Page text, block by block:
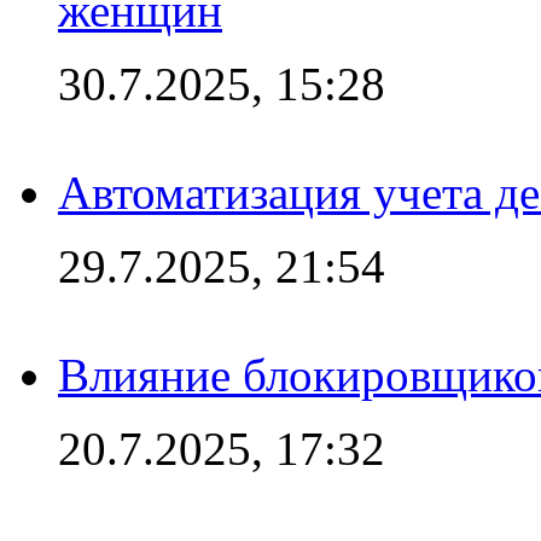
30.7.2025, 15:28
Автоматизация учета
29.7.2025, 21:54
Влияние
20.7.2025, 17:32